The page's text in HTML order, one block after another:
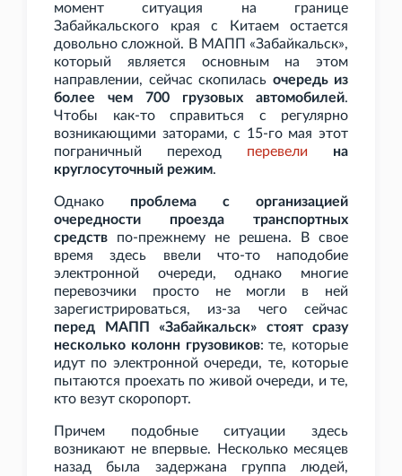
момент ситуация на границе
Забайкальского края с Китаем остается
довольно сложной. В МАПП «Забайкальск»,
который является основным на этом
направлении, сейчас скопилась очередь из
более чем 700 грузовых автомобилей.
Чтобы как-то справиться с регулярно
возникающими заторами, с 15-го мая этот
пограничный переход перевели
на
круглосуточный режим.
Однако проблема с организацией
очередности проезда транспортных
средств по-прежнему не решена. В свое
время здесь ввели что-то наподобие
электронной очереди, однако многие
перевозчики просто не могли в ней
зарегистрироваться, из-за чего сейчас
перед МАПП «Забайкальск» стоят сразу
несколько колонн грузовиков: те, которые
идут по электронной очереди, те, которые
пытаются проехать по живой очереди, и те,
кто везут скоропорт.
Причем подобные ситуации здесь
возникают не впервые. Несколько месяцев
назад была задержана группа людей,